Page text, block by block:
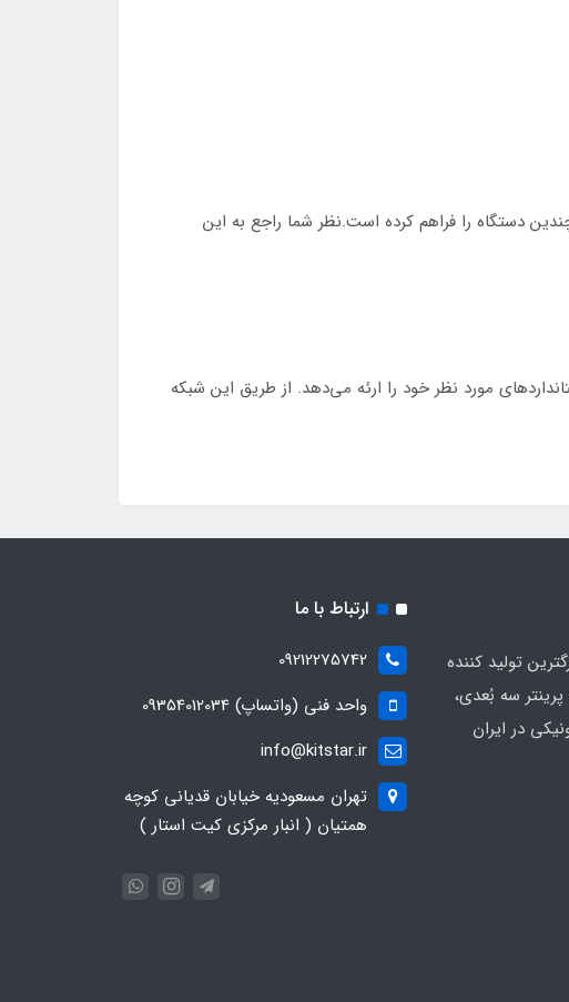
دستگاه را فراهم کرده است.نظر شما راجع به این
مورد نظر خود را ارئه می‌دهد. از طریق این شبکه
تولید کننده
سه بُعدی،
در ایران
ارتباط با ما
09212275742
واحد فنی (واتساپ) 09354012034
info@kitstar.ir
تهران مسعودیه خیابان قدیانی کوچه
همتیان ( انبار مرکزی کیت استار )